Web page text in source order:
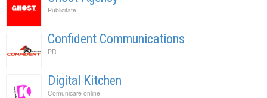
Publicitate
Confident Communications
PR
Digital Kitchen
Comunicare online